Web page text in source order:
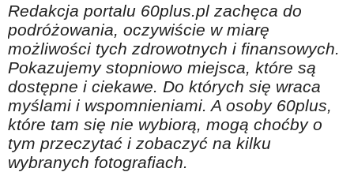
Redakcja portalu 60plus.pl zachęca do
podróżowania, oczywiście w miarę
możliwości tych zdrowotnych i finansowych.
Pokazujemy stopniowo miejsca, które są
dostępne i ciekawe. Do których się wraca
myślami i wspomnieniami. A osoby 60plus,
które tam się nie wybiorą, mogą choćby o
tym przeczytać i zobaczyć na kilku
wybranych fotografiach.